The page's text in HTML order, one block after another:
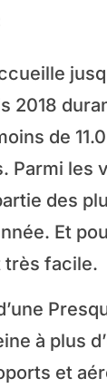
2018
de
Parmi les
des
Et
très facile.
à plus
et